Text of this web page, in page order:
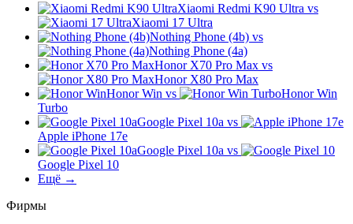
Xiaomi Redmi K90 Ultra vs
Xiaomi 17 Ultra
Nothing Phone (4b) vs
Nothing Phone (4a)
Honor X70 Pro Max vs
Honor X80 Pro Max
Honor Win vs
Honor Win
Turbo
Google Pixel 10a vs
Apple iPhone 17e
Google Pixel 10a vs
Google Pixel 10
Ещё →
Фирмы